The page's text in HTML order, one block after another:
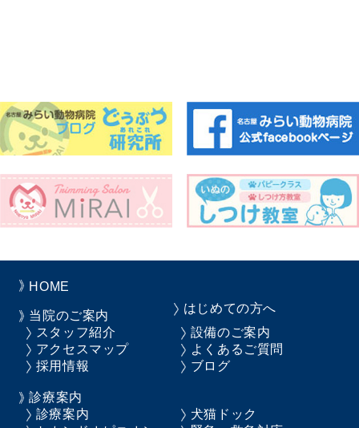
HOME
当院のご案内
はじめての方へ
スタッフ紹介
設備のご案内
アクセスマップ
よくあるご質問
採用情報
ブログ
診療案内
診療案内
犬猫ドック